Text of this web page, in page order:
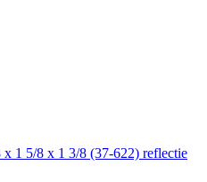
1 5/8 x 1 3/8 (37-622) reflectie